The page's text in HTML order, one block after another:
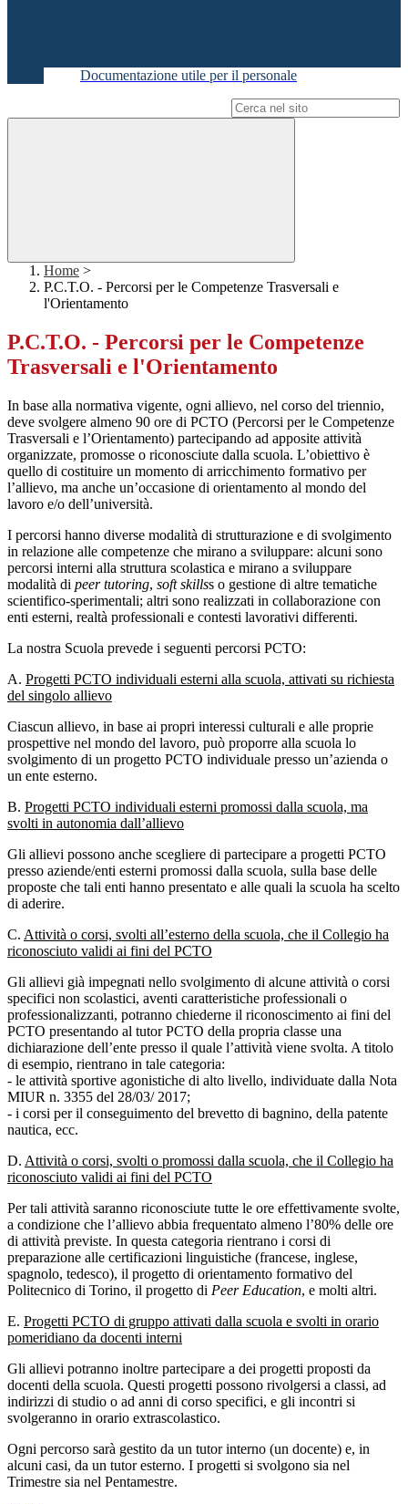
Documentazione utile per il personale
Home >
P.C.T.O. - Percorsi per le Competenze Trasversali e
l'Orientamento
P.C.T.O. - Percorsi per le Competenze
Trasversali e l'Orientamento
In base alla normativa vigente, ogni allievo, nel corso del triennio,
deve svolgere almeno 90 ore di PCTO (Percorsi per le Competenze
Trasversali e l’Orientamento) partecipando ad apposite attività
organizzate, promosse o riconosciute dalla scuola. L’obiettivo è
quello di costituire un momento di arricchimento formativo per
l’allievo, ma anche un’occasione di orientamento al mondo del
lavoro e/o dell’università.
I percorsi hanno diverse modalità di strutturazione e di svolgimento
in relazione alle competenze che mirano a sviluppare: alcuni sono
percorsi interni alla struttura scolastica e mirano a sviluppare
modalità di peer tutoring, soft skillss o gestione di altre tematiche
scientifico-sperimentali; altri sono realizzati in collaborazione con
enti esterni, realtà professionali e contesti lavorativi differenti.
La nostra Scuola prevede i seguenti percorsi PCTO:
A. Progetti PCTO individuali esterni alla scuola, attivati su richiesta
del singolo allievo
Ciascun allievo, in base ai propri interessi culturali e alle proprie
prospettive nel mondo del lavoro, può proporre alla scuola lo
svolgimento di un progetto PCTO individuale presso un’azienda o
un ente esterno.
B. Progetti PCTO individuali esterni promossi dalla scuola, ma
svolti in autonomia dall’allievo
Gli allievi possono anche scegliere di partecipare a progetti PCTO
presso aziende/enti esterni promossi dalla scuola, sulla base delle
proposte che tali enti hanno presentato e alle quali la scuola ha scelto
di aderire.
C. Attività o corsi, svolti all’esterno della scuola, che il Collegio ha
riconosciuto validi ai fini del PCTO
Gli allievi già impegnati nello svolgimento di alcune attività o corsi
specifici non scolastici, aventi caratteristiche professionali o
professionalizzanti, potranno chiederne il riconoscimento ai fini del
PCTO presentando al tutor PCTO della propria classe una
dichiarazione dell’ente presso il quale l’attività viene svolta. A titolo
di esempio, rientrano in tale categoria:
- le attività sportive agonistiche di alto livello, individuate dalla Nota
MIUR n. 3355 del 28/03/ 2017;
- i corsi per il conseguimento del brevetto di bagnino, della patente
nautica, ecc.
D. Attività o corsi, svolti o promossi dalla scuola, che il Collegio ha
riconosciuto validi ai fini del PCTO
Per tali attività saranno riconosciute tutte le ore effettivamente svolte,
a condizione che l’allievo abbia frequentato almeno l’80% delle ore
di attività previste. In questa categoria rientrano i corsi di
preparazione alle certificazioni linguistiche (francese, inglese,
spagnolo, tedesco), il progetto di orientamento formativo del
Politecnico di Torino, il progetto di Peer Education, e molti altri.
E. Progetti PCTO di gruppo attivati dalla scuola e svolti in orario
pomeridiano da docenti interni
Gli allievi potranno inoltre partecipare a dei progetti proposti da
docenti della scuola. Questi progetti possono rivolgersi a classi, ad
indirizzi di studio o ad anni di corso specifici, e gli incontri si
svolgeranno in orario extrascolastico.
Ogni percorso sarà gestito da un tutor interno (un docente) e, in
alcuni casi, da un tutor esterno. I progetti si svolgono sia nel
Trimestre sia nel Pentamestre.